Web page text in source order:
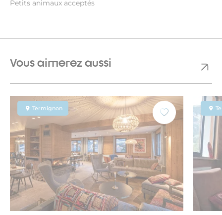
Petits animaux acceptés
Vous aimerez aussi
Termignon